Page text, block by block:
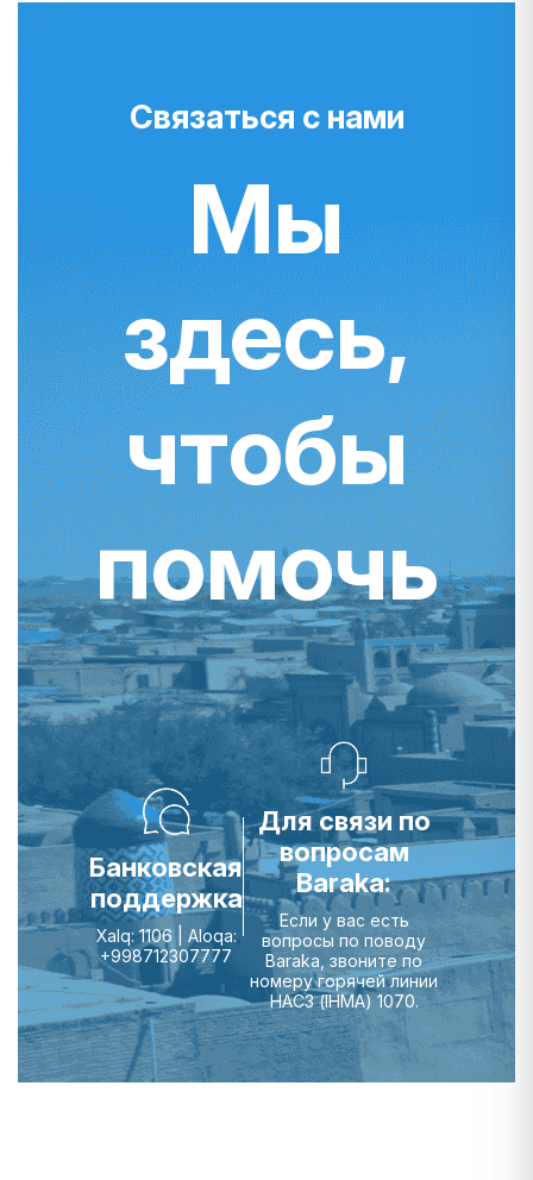
Связаться с нами
Мы
здесь,
чтобы
помочь
Банковская
поддержка
Xalq: 1106 | Aloqa:
+998712307777
Для связи по
вопросам
Baraka:
Если у вас есть
вопросы по поводу
Baraka, звоните по
номеру горячей линии
НАСЗ (IHMA) 1070.